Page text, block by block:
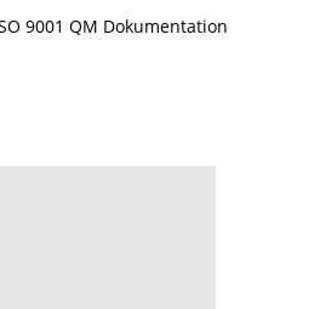
9001 QM Dokumentation